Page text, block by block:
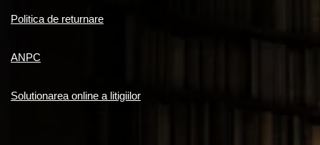
Politica de returnare
ANPC
Solutionarea online a litigiilor